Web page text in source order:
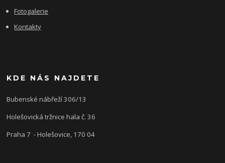
Fotogalerie
Kontakty
KDE NÁS NAJDETE
Bubenské nábřeží 306/13
Holešovická tržnice hala č. 36
Praha 7 - Holešovice, 170 04